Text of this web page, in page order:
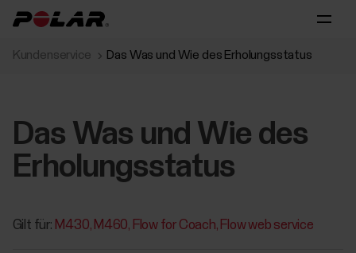
Kundenservice Das Was und Wie des Erholungsstatus
Das Was und Wie des
Erholungsstatus
Gilt für: M430 M460 Flow for Coach Flow web service